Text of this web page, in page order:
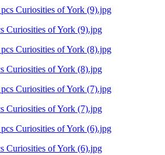
Curiosities of York (9).jpg
Curiosities of York (8).jpg
Curiosities of York (7).jpg
Curiosities of York (6).jpg